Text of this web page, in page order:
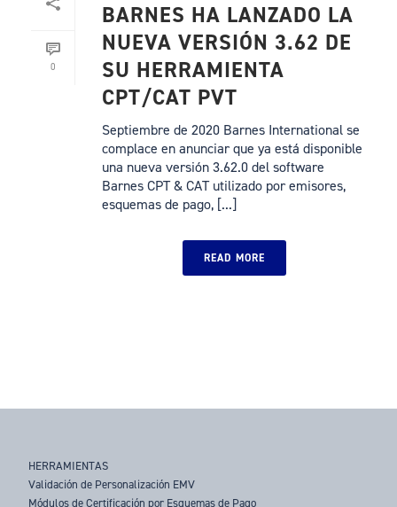
0
BARNES HA LANZADO LA
NUEVA VERSIÓN 3.62 DE
SU HERRAMIENTA
CPT/CAT PVT
Septiembre de 2020 Barnes International se
complace en anunciar que ya está disponible
una nueva versión 3.62.0 del software
Barnes CPT & CAT utilizado por emisores,
esquemas de pago, [...]
READ MORE
HERRAMIENTAS
Validación de Personalización EMV
Módulos de Certificación por Esquemas de Pago